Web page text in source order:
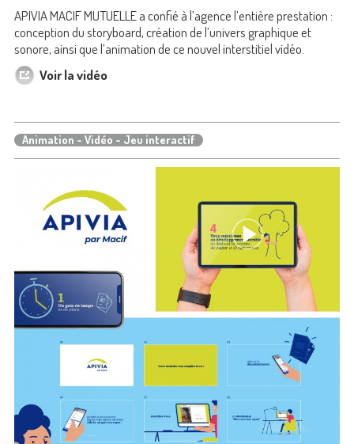
APIVIA MACIF MUTUELLE a confié à l’agence l’entière prestation :
conception du storyboard, création de l’univers graphique et
sonore, ainsi que l’animation de ce nouvel interstitiel vidéo.
Voir la vidéo
Animation - Vidéo - Jeu interactif